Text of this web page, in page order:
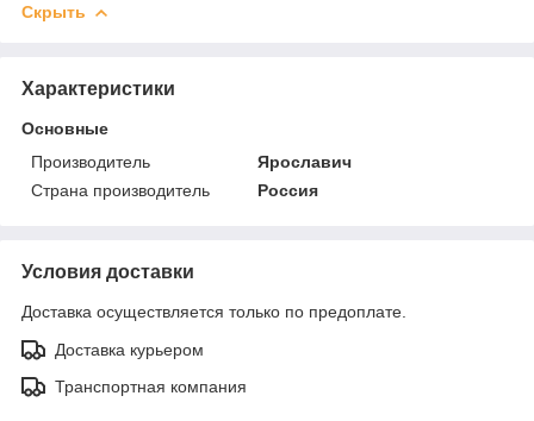
Скрыть
Характеристики
Основные
Производитель
Ярославич
Страна производитель
Россия
Условия доставки
Доставка осуществляется только по предоплате.
Доставка курьером
Транспортная компания